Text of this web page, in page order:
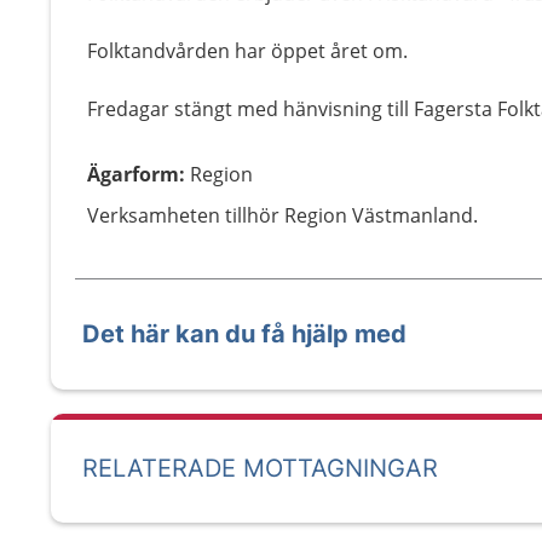
Folktandvården har öppet året om.
Fredagar stängt med hänvisning till Fagersta
Ägarform: Region
Verksamheten tillhör Region Västmanland.
Det här kan du få hjälp med
RELATERADE MOTTAGNINGAR